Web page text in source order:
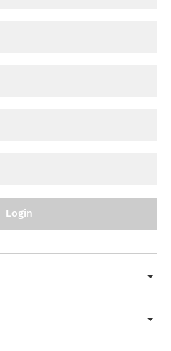
Login